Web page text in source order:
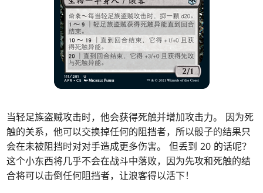
当轻足族盗贼攻击时，他会获得死触并增加攻击力。 因为死
触的关系，他可以交换掉任何的阻挡者，所以骰子的结果只
会在未被阻挡时对对手造成更多伤害。 但丢到 20 的话呢？
这个小东西将几乎不会在战斗中落败，因为先攻和死触的结
合将可以击倒任何阻挡者，让浪客得以活下！